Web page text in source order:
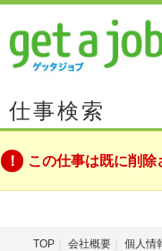
仕事検索
この仕事は既に削除
TOP 会社概要 個人情